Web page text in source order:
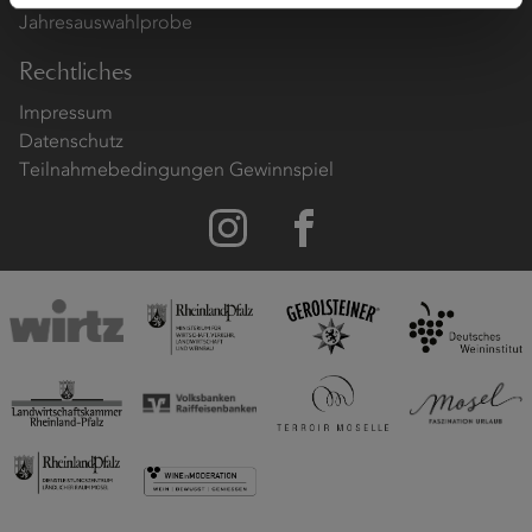
Jahresauswahlprobe
Rechtliches
Impressum
Datenschutz
Teilnahmebedingungen Gewinnspiel